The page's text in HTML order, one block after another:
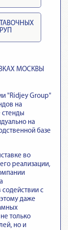
МОСКВЫ
"Ridjey Group"
на
стенды
на
базе
во
реализации,
с
даже
только
но и